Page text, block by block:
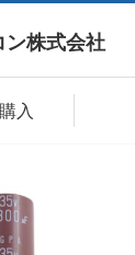
ン株式会社
入